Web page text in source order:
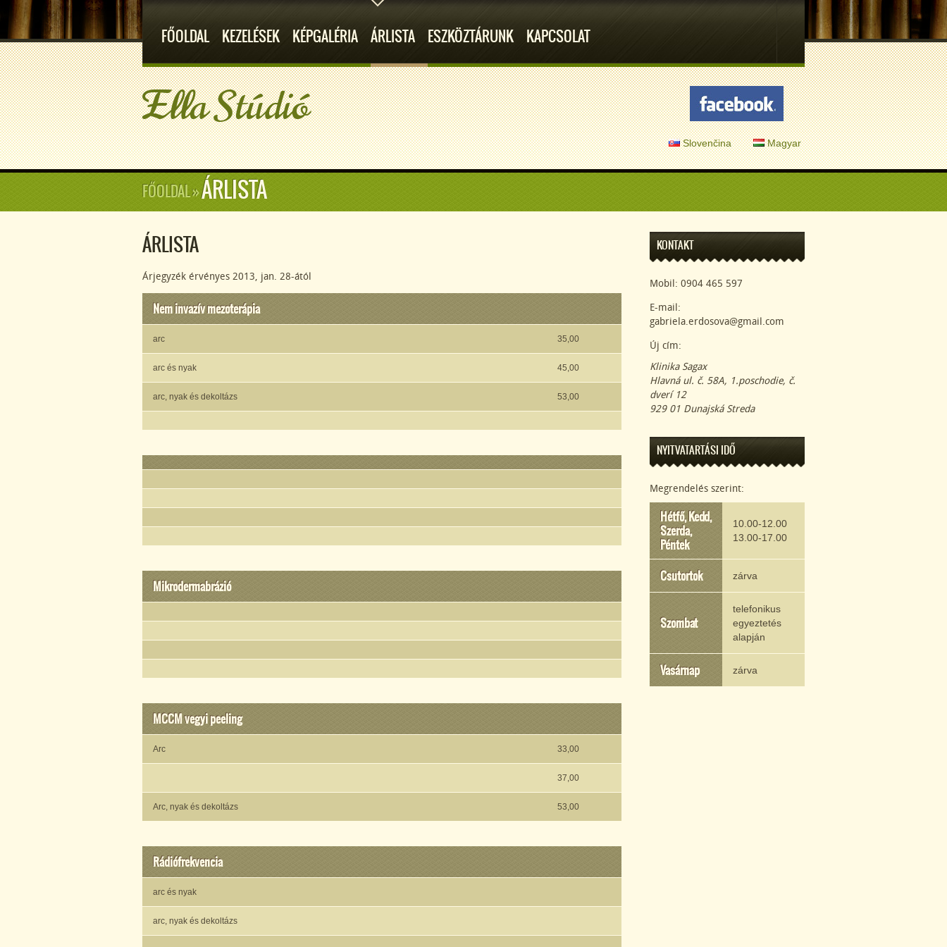
FŐOLDAL KEZELÉSEK KÉPGALÉRIA ÁRLISTA ESZKÖZTÁRUNK KAPCSOLAT
Ella Stúdió
Slovenčina Magyar
FŐOLDAL»ÁRLISTA
ÁRLISTA
Árjegyzék érvényes 2013, jan. 28-ától
Nem invazív mezoterápia
arc 35,00
arc és nyak 45,00
arc, nyak és dekoltázs 53,00
Mikrodermabrázió
MCCM vegyi peeling
Arc 33,00
37,00
Arc, nyak és dekoltázs 53,00
Rádiófrekvencia
arc és nyak
arc, nyak és dekoltázs
KONTAKT
Mobil: 0904 465 597
E-mail:
gabriela.erdosova@gmail.com
Új cím:
Klinika Sagax
Hlavná ul. č. 58A, 1.poschodie, č.
dverí 12
929 01 Dunajská Streda
NYITVATARTÁSI IDŐ
Megrendelés szerint:
Hétfő, Kedd,
Szerda,
Péntek
10.00-12.00
13.00-17.00
Csutortok zárva
Szombat
telefonikus
egyeztetés
alapján
Vasárnap zárva